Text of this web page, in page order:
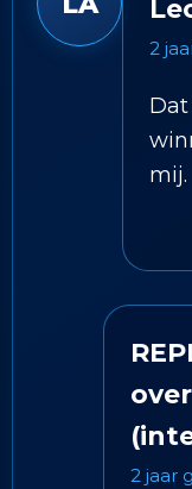
2
mij.
2 jaar